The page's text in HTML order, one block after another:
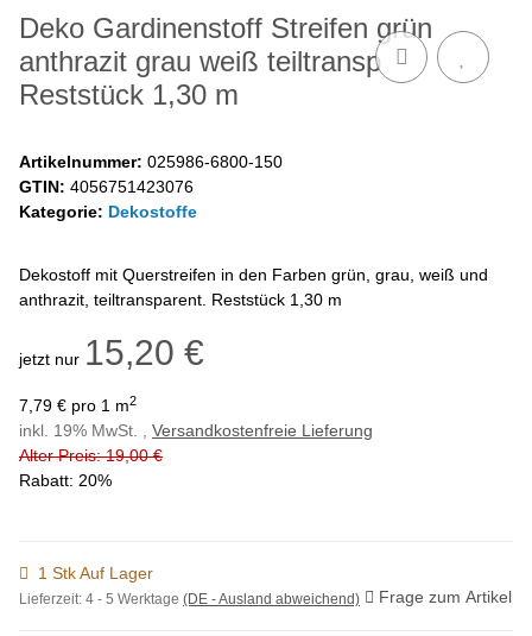
Deko Gardinenstoff Streifen grün
anthrazit grau weiß teiltransp
Reststück 1,30 m
Artikelnummer: 025986-6800-150
GTIN: 4056751423076
Kategorie: Dekostoffe
Dekostoff mit Querstreifen in den Farben grün, grau, weiß und
anthrazit, teiltransparent. Reststück 1,30 m
jetzt nur 15,20 €
7,79 € pro 1 m2
inkl. 19% MwSt. , Versandkostenfreie Lieferung
Alter Preis: 19,00 €
Rabatt: 20%
1 Stk Auf Lager
Lieferzeit: 4 - 5 Werktage (DE - Ausland abweichend) Frage zum Artikel